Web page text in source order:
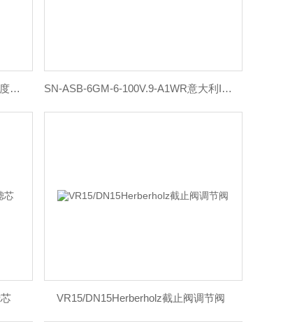
VKM3110R0R250B科宝KOBOLD温度传感器 SN-ASB-6GM-6-100V.9-A1WR意大利ITALVIBRAS马达
VR15/DN15Herberholz截止阀调节阀